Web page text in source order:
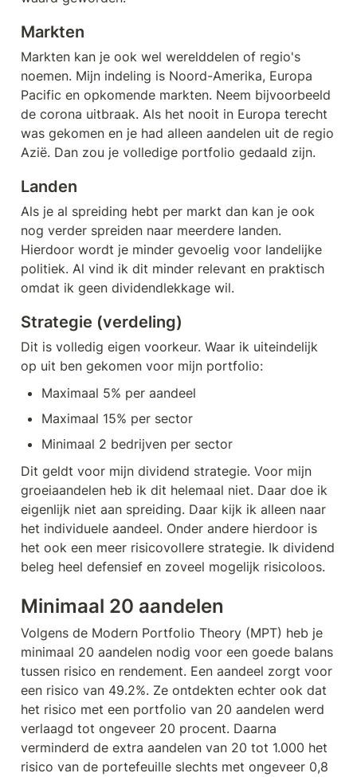
Markten
Markten kan je ook wel werelddelen of regio's
noemen. Mijn indeling is Noord-Amerika, Europa
Pacific en opkomende markten. Neem bijvoorbeeld
de corona uitbraak. Als het nooit in Europa terecht
was gekomen en je had alleen aandelen uit de regio
Azië. Dan zou je volledige portfolio gedaald zijn.
Landen
Als je al spreiding hebt per markt dan kan je ook
nog verder spreiden naar meerdere landen.
Hierdoor wordt je minder gevoelig voor landelijke
politiek. Al vind ik dit minder relevant en praktisch
omdat ik geen dividendlekkage wil.
Strategie (verdeling)
Dit is volledig eigen voorkeur. Waar ik uiteindelijk
op uit ben gekomen voor mijn portfolio:
Maximaal 5% per aandeel
Maximaal 15% per sector
Minimaal 2 bedrijven per sector
Dit geldt voor mijn dividend strategie. Voor mijn
groeiaandelen heb ik dit helemaal niet. Daar doe ik
eigenlijk niet aan spreiding. Daar kijk ik alleen naar
het individuele aandeel. Onder andere hierdoor is
het ook een meer risicovollere strategie. Ik dividend
beleg heel defensief en zoveel mogelijk risicoloos.
Minimaal 20 aandelen
Volgens de Modern Portfolio Theory (MPT) heb je
minimaal 20 aandelen nodig voor een goede balans
tussen risico en rendement. Een aandeel zorgt voor
een risico van 49.2%. Ze ontdekten echter ook dat
het risico met een portfolio van 20 aandelen werd
verlaagd tot ongeveer 20 procent. Daarna
verminderd de extra aandelen van 20 tot 1.000 het
risico van de portefeuille slechts met ongeveer 0,8